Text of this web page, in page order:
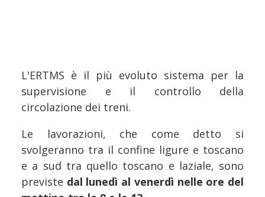
L'ERTMS è il più evoluto sistema per la
supervisione e il controllo della
circolazione dei treni.
Le lavorazioni, che come detto si
svolgeranno tra il confine ligure e toscano
e a sud tra quello toscano e laziale, sono
previste dal lunedì al venerdì nelle ore del